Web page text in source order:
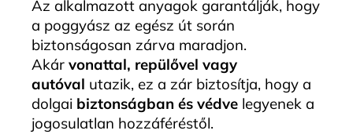
Az alkalmazott anyagok garantálják, hogy
a poggyász az egész út során
biztonságosan zárva maradjon.
Akár vonattal, repülővel vagy
autóval utazik, ez a zár biztosítja, hogy a
dolgai biztonságban és védve legyenek a
jogosulatlan hozzáféréstől.